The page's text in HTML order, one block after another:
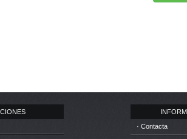
· Contacta